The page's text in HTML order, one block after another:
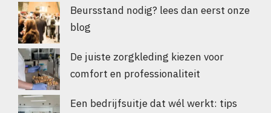
Beursstand nodig? lees dan eerst onze
blog
De juiste zorgkleding kiezen voor
comfort en professionaliteit
Een bedrijfsuitje dat wél werkt: tips